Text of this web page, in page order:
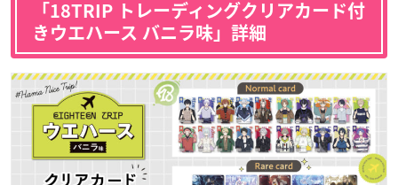
「18TRIP トレーディングクリアカード付
きウエハース バニラ味」詳細